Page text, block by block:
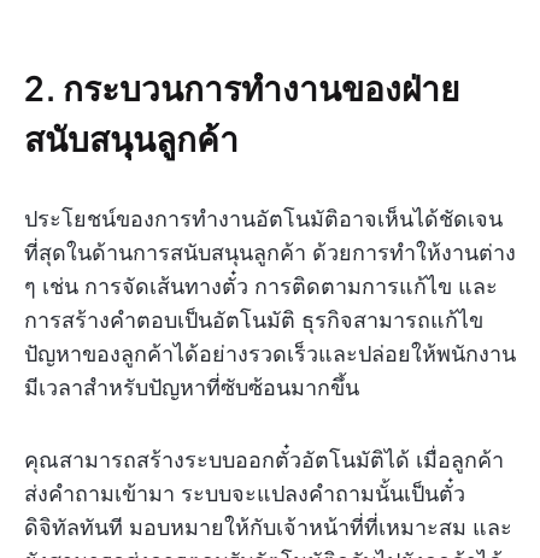
2. กระบวนการทำงานของฝ่าย
สนับสนุนลูกค้า
ประโยชน์ของการทำงานอัตโนมัติอาจเห็นได้ชัดเจน
ที่สุดในด้านการสนับสนุนลูกค้า ด้วยการทำให้งานต่าง
ๆ เช่น การจัดเส้นทางตั๋ว การติดตามการแก้ไข และ
การสร้างคำตอบเป็นอัตโนมัติ ธุรกิจสามารถแก้ไข
ปัญหาของลูกค้าได้อย่างรวดเร็วและปล่อยให้พนักงาน
มีเวลาสำหรับปัญหาที่ซับซ้อนมากขึ้น
คุณสามารถสร้างระบบออกตั๋วอัตโนมัติได้ เมื่อลูกค้า
ส่งคำถามเข้ามา ระบบจะแปลงคำถามนั้นเป็นตั๋ว
ดิจิทัลทันที มอบหมายให้กับเจ้าหน้าที่ที่เหมาะสม และ